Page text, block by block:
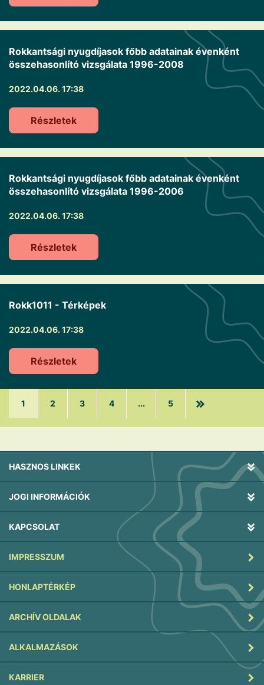
Rokkantsági nyugdíjasok főbb adatainak évenként
összehasonlító vizsgálata 1996-2008
2022.04.06. 17:38
Részletek
Rokkantsági nyugdíjasok főbb adatainak évenként
összehasonlító vizsgálata 1996-2006
2022.04.06. 17:38
Részletek
Rokk1011 - Térképek
2022.04.06. 17:38
Részletek
1 2 3 4 ... 5
HASZNOS LINKEK
JOGI INFORMÁCIÓK
KAPCSOLAT
IMPRESSZUM
HONLAPTÉRKÉP
ARCHÍV OLDALAK
ALKALMAZÁSOK
KARRIER